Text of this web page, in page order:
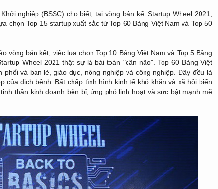
nghiệp (BSSC) cho biết, tại vòng bán kết Startup Wheel 2021,
chọn Top 15 startup xuất sắc từ Top 60 Bảng Việt Nam và Top 50
vòng bán kết, việc lựa chọn Top 10 Bảng Việt Nam và Top 5 Bảng
Wheel 2021 thật sự là bài toán "cân não". Top 60 Bảng Việt
phối và bán lẻ, giáo dục, nông nghiệp và công nghiệp. Đây đều là
của dịch bệnh. Bất chấp tình hình kinh tế khó khăn và xã hội biến
thần kinh doanh bền bỉ, ứng phó linh hoạt và sức bật mạnh mẽ